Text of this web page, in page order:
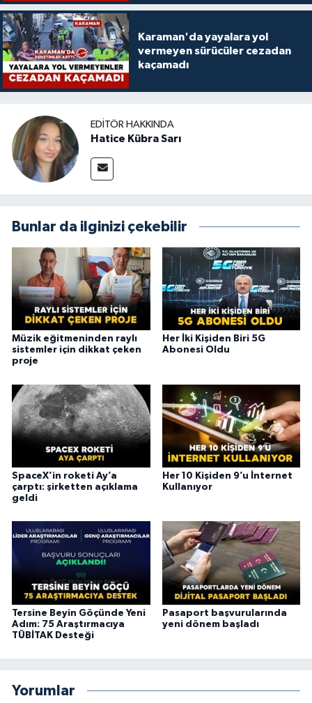
Karaman'da yayalara yol
vermeyen sürücüler cezadan
kaçamadı
EDITÖR HAKKINDA
Hatice Kübra Sarı
Bunlar da ilginizi çekebilir
Müzik eğitmeninden raylı
sistemler için dikkat çeken
proje
Her İki Kişiden Biri 5G
Abonesi Oldu
SpaceX’in roketi Ay’a
çarptı: şirketten açıklama
geldi
Her 10 Kişiden 9’u İnternet
Kullanıyor
Tersine Beyin Göçünde Yeni
Adım: 75 Araştırmacıya
TÜBİTAK Desteği
Pasaport başvurularında
yeni dönem başladı
Yorumlar